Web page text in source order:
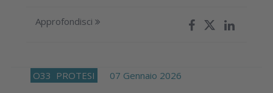
Approfondisci
O33 PROTESI 07 Gennaio 2026